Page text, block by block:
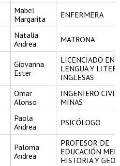
Mabel
Margarita
ENFERMERA
Natalia
Andrea
MATRONA
Giovanna
Ester
LICENCIADO EN
LENGUA Y
INGLESAS
Omar
Alonso
INGENIERO
MINAS
Paola
Andrea
PSICÓLOGO
Paloma
Andrea
PROFESOR DE
EDUCACIÓN
HISTORIA Y